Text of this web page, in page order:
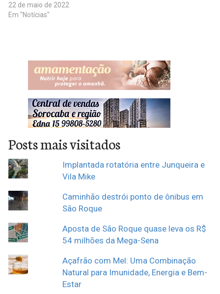
22 de maio de 2022
Em "Notícias"
Posts mais visitados
Implantada rotatória entre Junqueira e
Vila Mike
Caminhão destrói ponto de ônibus em
São Roque
Aposta de São Roque quase leva os R$
54 milhões da Mega-Sena
Açafrão com Mel: Uma Combinação
Natural para Imunidade, Energia e Bem-
Estar